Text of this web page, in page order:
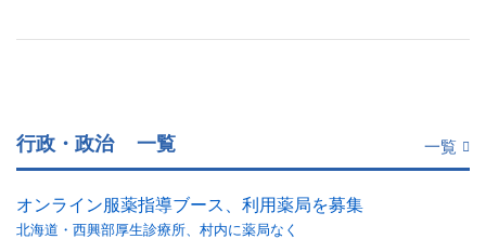
行政・政治 一覧 一覧
オンライン服薬指導ブース、利用薬局を募集
北海道・西興部厚生診療所、村内に薬局なく